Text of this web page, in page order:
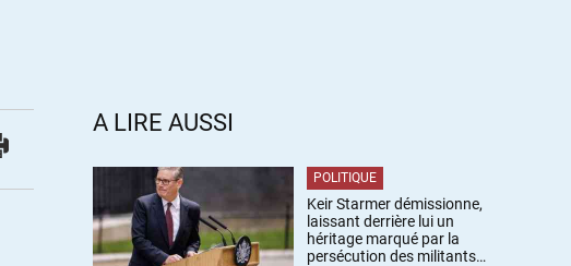
A LIRE AUSSI
POLITIQUE
Keir Starmer démissionne,
laissant derrière lui un
héritage marqué par la
persécution des militants